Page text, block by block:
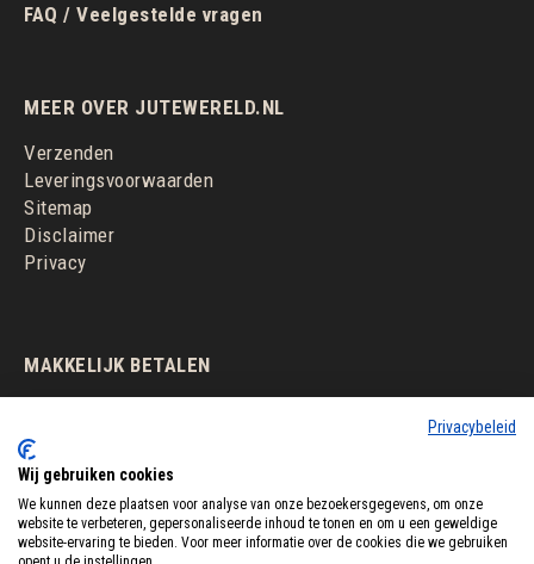
FAQ / Veelgestelde vragen
MEER OVER JUTEWERELD.NL
Verzenden
Leveringsvoorwaarden
Sitemap
Disclaimer
Privacy
MAKKELIJK BETALEN
Privacybeleid
Wij gebruiken cookies
We kunnen deze plaatsen voor analyse van onze bezoekersgegevens, om onze
website te verbeteren, gepersonaliseerde inhoud te tonen en om u een geweldige
website-ervaring te bieden. Voor meer informatie over de cookies die we gebruiken